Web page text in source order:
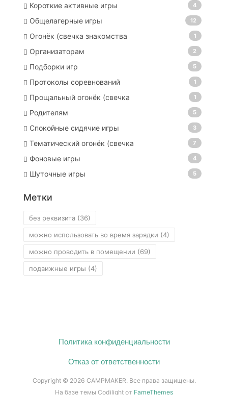
Короткие активные игры 4
Общелагерные игры 12
Огонёк (свечка знакомства 1
Организаторам 2
Подборки игр 5
Протоколы соревнований 1
Прощальный огонёк (свечка 1
Родителям 5
Спокойные сидячие игры 3
Тематический огонёк (свечка 7
Фоновые игры 4
Шуточные игры 5
Метки
без реквизита(36)
можно использовать во время зарядки (4)
можно проводить в помещении (69)
подвижные игры (4)
Политика конфиденциальности
Отказ от ответственности
Copyright © 2026 CAMPMAKER. Все права защищены.
На базе темы Codilight от FameThemes